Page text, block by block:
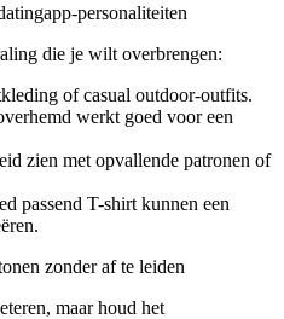
personaliteiten
die je wilt overbrengen:
of casual outdoor-outfits.
werkt goed voor een
zien met opvallende patronen of
passend T-shirt kunnen een
zonder af te leiden
maar houd het